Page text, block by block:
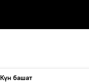
Күн башат